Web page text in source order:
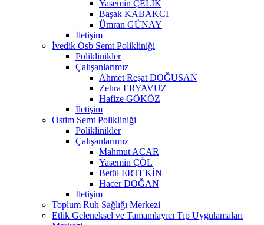
Yasemin ÇELİK
Başak KABAKCI
Ümran GÜNAY
İletişim
İvedik Osb Semt Polikliniği
Poliklinikler
Çalışanlarımız
Ahmet Reşat DOĞUSAN
Zehra ERYAVUZ
Hafize GÖKÖZ
İletişim
Ostim Semt Polikliniği
Poliklinikler
Çalışanlarımız
Mahmut ACAR
Yasemin ÇÖL
Betül ERTEKİN
Hacer DOĞAN
İletişim
Toplum Ruh Sağlığı Merkezi
Etlik Geleneksel ve Tamamlayıcı Tıp Uygulamaları